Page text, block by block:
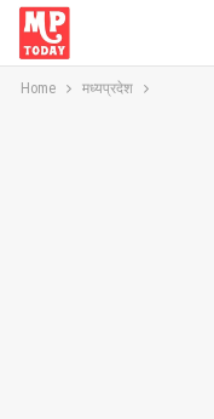
Home मध्यप्रदेश